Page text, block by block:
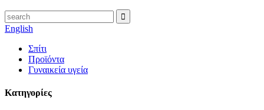
English
Σπίτι
Προϊόντα
Γυναικεία υγεία
Κατηγορίες